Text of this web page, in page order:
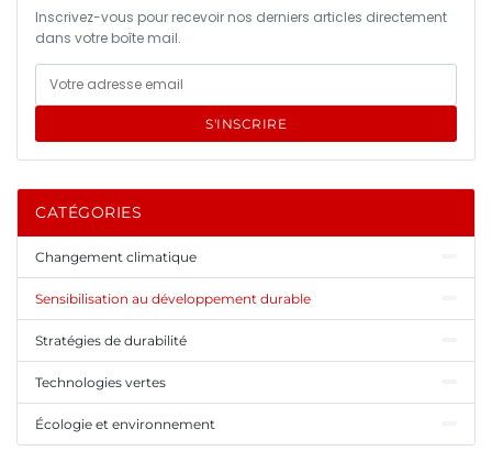
Inscrivez-vous pour recevoir nos derniers articles directement
dans votre boîte mail.
S'INSCRIRE
CATÉGORIES
Changement climatique
Sensibilisation au développement durable
Stratégies de durabilité
Technologies vertes
Écologie et environnement